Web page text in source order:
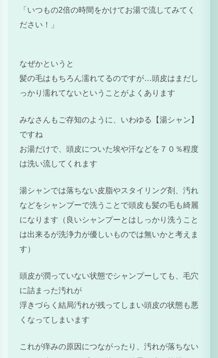
「いつもの2倍の時間をかけてお湯で流してみてく
ださい！」
なぜかというと
髪の毛はもちろん濡れてるのですが…頭皮はまだし
っかり濡れてないということがよくあります
みなさんもご存知のように、いわゆる【湯シャン】
ですね
お湯だけで、頭皮についた埃や汗などを７０％程度
は洗い流してくれます
湯シャンでは落ちない皮脂やスタイリング剤、汚れ
などをシャンプーで洗うことで頭皮も髪の毛も綺麗
になります（良いシャンプーとはしっかり洗うこと
は出来るが洗浄力が優しいものでは無いかと考えま
す）
頭皮が潤っていない状態でシャンプーしても、毛穴
に詰まった汚れが
浮きづらく結局汚れが残ってしまい頭皮の状態も悪
くなってしまいます
これが痒みの原因につながったり、汚れが落ちない